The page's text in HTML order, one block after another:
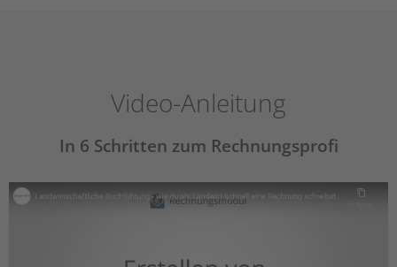
Video-Anleitung
In 6 Schritten zum Rechnungsprofi